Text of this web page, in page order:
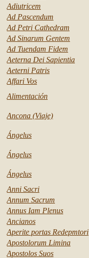
Adiutricem
Ad Pascendum
Ad Petri Cathedram
Ad Sinarum Gentem
Ad Tuendam Fidem
Aeterna Dei Sapientia
Aeterni Patris
Affari Vos
Alimentación
Ancona (Viaje)
Ángelus
Ángelus
Ángelus
Anni Sacri
Annum Sacrum
Annus Iam Plenus
Ancianos
Aperite portas Redepmtori
Apostolorum Limina
Apostolos Suos